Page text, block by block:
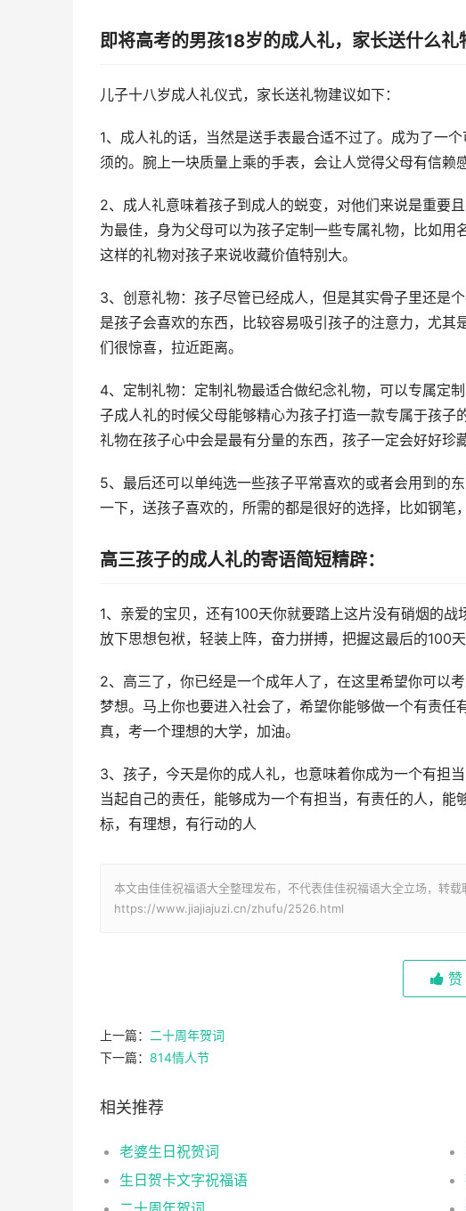
即将高考的男孩18岁的成人礼，家长送什么礼
儿子十八岁成人礼仪式，家长送礼物建议如下：
1、成人礼的话，当然是送手表最合适不过了。成为了一
须的。腕上一块质量上乘的手表，会让人觉得父母有信
2、成人礼意味着孩子到成人的蜕变，对他们来说是重要
为最佳，身为父母可以为孩子定制一些专属礼物，比如用
这样的礼物对孩子来说收藏价值特别大。
3、创意礼物：孩子尽管已经成人，但是其实骨子里还是
是孩子会喜欢的东西，比较容易吸引孩子的注意力，尤
们很惊喜，拉近距离。
4、定制礼物：定制礼物最适合做纪念礼物，可以专属定
子成人礼的时候父母能够精心为孩子打造一款专属于孩
礼物在孩子心中会是最有分量的东西，孩子一定会好好
5、最后还可以单纯选一些孩子平常喜欢的或者会用到的
一下，送孩子喜欢的，所需的都是很好的选择，比如钢笔
高三孩子的成人礼的寄语简短精辟：
1、亲爱的宝贝，还有100天你就要踏上这片没有硝烟的
放下思想包袱，轻装上阵，奋力拼搏，把握这最后的100天
2、高三了，你已经是一个成年人了，在这里希望你可以
梦想。马上你也要进入社会了，希望你能够做一个有责
真，考一个理想的大学，加油。
3、孩子，今天是你的成人礼，也意味着你成为一个有担
当起自己的责任，能够成为一个有担当，有责任的人，
标，有理想，有行动的人
本文由佳佳祝福语大全整理发布，不代表佳佳祝福语大全立场，转载
https://www.jiajiajuzi.cn/zhufu/2526.html
赞
上一篇：
二十周年贺词
下一篇： 814情人节
相关推荐
老婆生日祝贺词
生日贺卡文字祝福语